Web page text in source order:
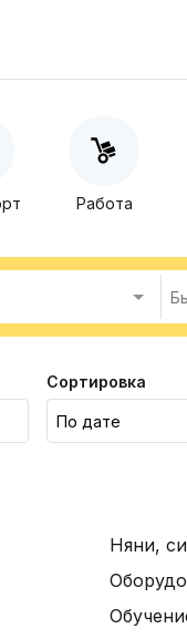
Работа
Сортировка
Няни,